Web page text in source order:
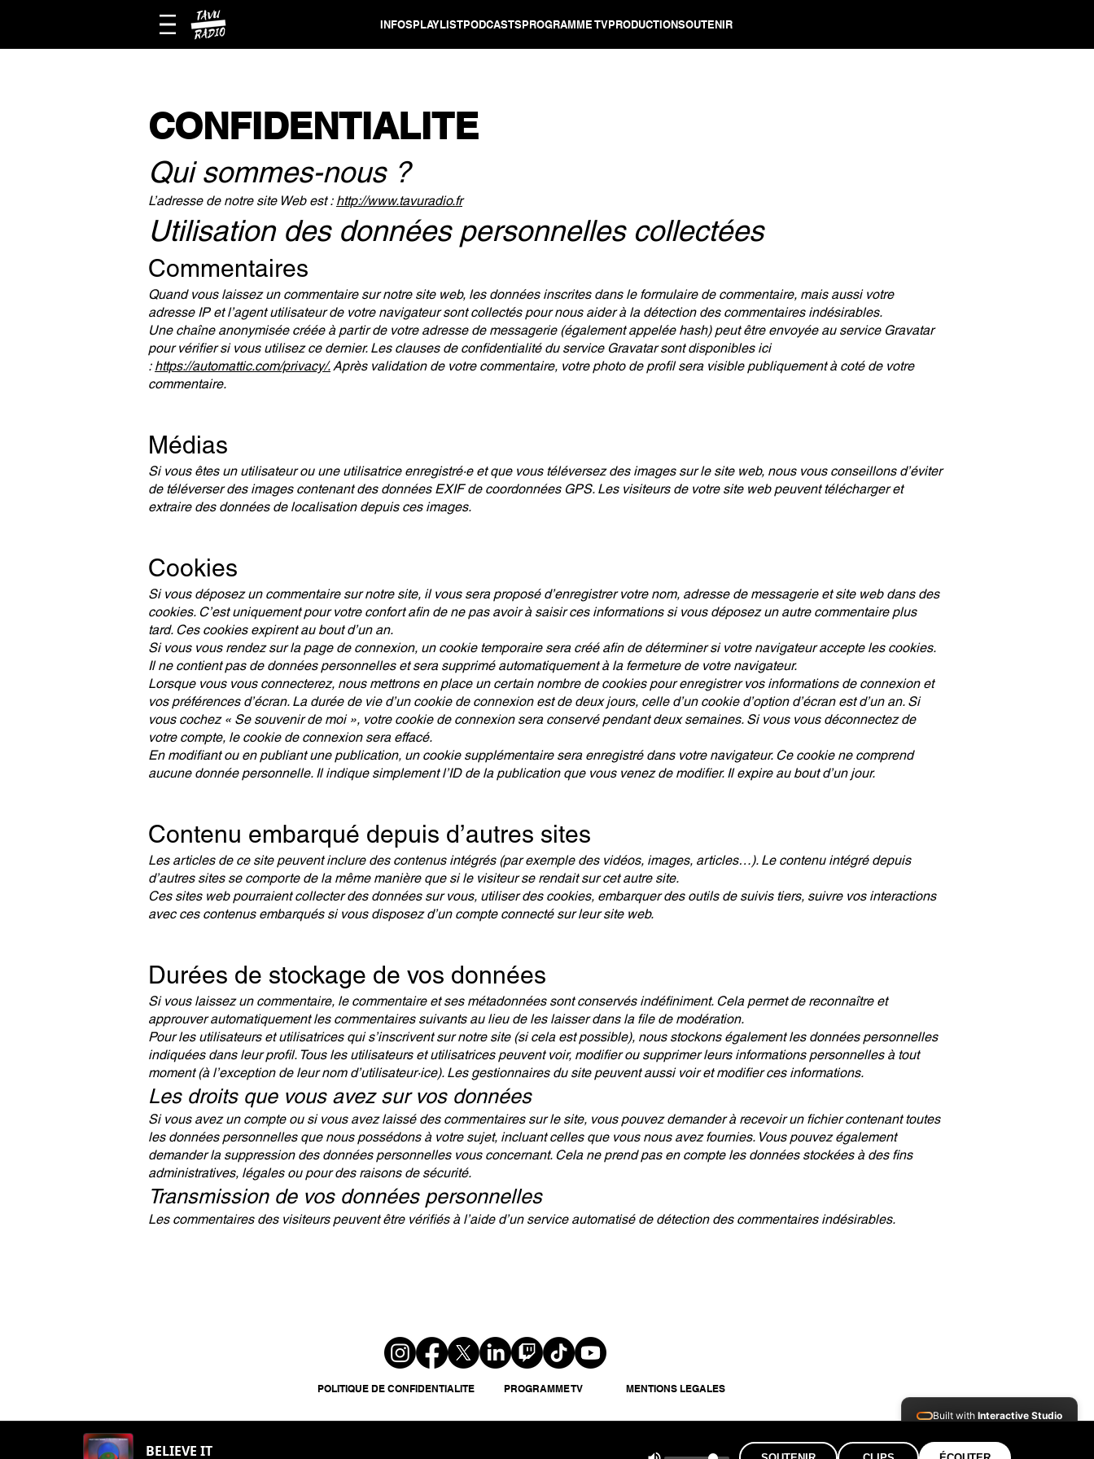
INFOSPLAYLISTPODCASTSPROGRAMME TVPRODUCTIONSOUTENIR
CONFIDENTIALITE
Qui sommes-nous ?
L’adresse de notre site Web est : http://www.tavuradio.fr
Utilisation des données personnelles collectées
Commentaires
Quand vous laissez un commentaire sur notre site web, les données inscrites dans le formulaire de commentaire, mais aussi votre
adresse IP et l’agent utilisateur de votre navigateur sont collectés pour nous aider à la détection des commentaires indésirables.
Une chaîne anonymisée créée à partir de votre adresse de messagerie (également appelée hash) peut être envoyée au service Gravatar
pour vérifier si vous utilisez ce dernier. Les clauses de confidentialité du service Gravatar sont disponibles ici
: https://automattic.com/privacy/.Après validation de votre commentaire, votre photo de profil sera visible publiquement à coté de votre
commentaire.
Médias
Si vous êtes un utilisateur ou une utilisatrice enregistré·e et que vous téléversez des images sur le site web, nous vous conseillons d’éviter
de téléverser des images contenant des données EXIF de coordonnées GPS. Les visiteurs de votre site web peuvent télécharger et
extraire des données de localisation depuis ces images.
Cookies
Si vous déposez un commentaire sur notre site, il vous sera proposé d’enregistrer votre nom, adresse de messagerie et site web dans des
cookies. C’est uniquement pour votre confort afin de ne pas avoir à saisir ces informations si vous déposez un autre commentaire plus
tard. Ces cookies expirent au bout d’un an.
Si vous vous rendez sur la page de connexion, un cookie temporaire sera créé afin de déterminer si votre navigateur accepte les cookies.
Il ne contient pas de données personnelles et sera supprimé automatiquement à la fermeture de votre navigateur.
Lorsque vous vous connecterez, nous mettrons en place un certain nombre de cookies pour enregistrer vos informations de connexion et
vos préférences d’écran. La durée de vie d’un cookie de connexion est de deux jours, celle d’un cookie d’option d’écran est d’un an. Si
vous cochez « Se souvenir de moi », votre cookie de connexion sera conservé pendant deux semaines. Si vous vous déconnectez de
votre compte, le cookie de connexion sera effacé.
En modifiant ou en publiant une publication, un cookie supplémentaire sera enregistré dans votre navigateur. Ce cookie ne comprend
aucune donnée personnelle. Il indique simplement l’ID de la publication que vous venez de modifier. Il expire au bout d’un jour.
Contenu embarqué depuis d’autres sites
Les articles de ce site peuvent inclure des contenus intégrés (par exemple des vidéos, images, articles…). Le contenu intégré depuis
d’autres sites se comporte de la même manière que si le visiteur se rendait sur cet autre site.
Ces sites web pourraient collecter des données sur vous, utiliser des cookies, embarquer des outils de suivis tiers, suivre vos interactions
avec ces contenus embarqués si vous disposez d’un compte connecté sur leur site web.
Durées de stockage de vos données
Si vous laissez un commentaire, le commentaire et ses métadonnées sont conservés indéfiniment. Cela permet de reconnaître et
approuver automatiquement les commentaires suivants au lieu de les laisser dans la file de modération.
Pour les utilisateurs et utilisatrices qui s’inscrivent sur notre site (si cela est possible), nous stockons également les données personnelles
indiquées dans leur profil. Tous les utilisateurs et utilisatrices peuvent voir, modifier ou supprimer leurs informations personnelles à tout
moment (à l’exception de leur nom d’utilisateur·ice). Les gestionnaires du site peuvent aussi voir et modifier ces informations.
Les droits que vous avez sur vos données
Si vous avez un compte ou si vous avez laissé des commentaires sur le site, vous pouvez demander à recevoir un fichier contenant toutes
les données personnelles que nous possédons à votre sujet, incluant celles que vous nous avez fournies. Vous pouvez également
demander la suppression des données personnelles vous concernant. Cela ne prend pas en compte les données stockées à des fins
administratives, légales ou pour des raisons de sécurité.
Transmission de vos données personnelles
Les commentaires des visiteurs peuvent être vérifiés à l’aide d’un service automatisé de détection des commentaires indésirables.
MENTIONS LEGALES
POLITIQUE DE CONFIDENTIALITE PROGRAMME TV
BELIEVE IT
Built with Interactive Studio
Installed Apps: